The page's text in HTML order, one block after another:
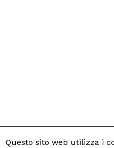
Questo sito web utilizza i